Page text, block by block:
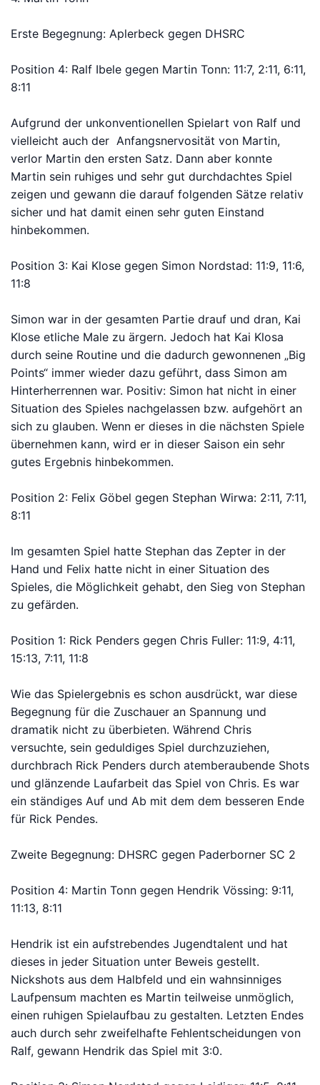
Erste Begegnung: Aplerbeck gegen DHSRC
Position 4: Ralf Ibele gegen Martin Tonn: 11:7, 2:11, 6:11,
8:11
Aufgrund der unkonventionellen Spielart von Ralf und
vielleicht auch der Anfangsnervosität von Martin,
verlor Martin den ersten Satz. Dann aber konnte
Martin sein ruhiges und sehr gut durchdachtes Spiel
zeigen und gewann die darauf folgenden Sätze relativ
sicher und hat damit einen sehr guten Einstand
hinbekommen.
Position 3: Kai Klose gegen Simon Nordstad: 11:9, 11:6,
11:8
Simon war in der gesamten Partie drauf und dran, Kai
Klose etliche Male zu ärgern. Jedoch hat Kai Klosa
durch seine Routine und die dadurch gewonnenen „Big
Points“ immer wieder dazu geführt, dass Simon am
Hinterherrennen war. Positiv: Simon hat nicht in einer
Situation des Spieles nachgelassen bzw. aufgehört an
sich zu glauben. Wenn er dieses in die nächsten Spiele
übernehmen kann, wird er in dieser Saison ein sehr
gutes Ergebnis hinbekommen.
Position 2: Felix Göbel gegen Stephan Wirwa: 2:11, 7:11,
8:11
Im gesamten Spiel hatte Stephan das Zepter in der
Hand und Felix hatte nicht in einer Situation des
Spieles, die Möglichkeit gehabt, den Sieg von Stephan
zu gefärden.
Position 1: Rick Penders gegen Chris Fuller: 11:9, 4:11,
15:13, 7:11, 11:8
Wie das Spielergebnis es schon ausdrückt, war diese
Begegnung für die Zuschauer an Spannung und
dramatik nicht zu überbieten. Während Chris
versuchte, sein geduldiges Spiel durchzuziehen,
durchbrach Rick Penders durch atemberaubende Shots
und glänzende Laufarbeit das Spiel von Chris. Es war
ein ständiges Auf und Ab mit dem dem besseren Ende
für Rick Pendes.
Zweite Begegnung: DHSRC gegen Paderborner SC 2
Position 4: Martin Tonn gegen Hendrik Vössing: 9:11,
11:13, 8:11
Hendrik ist ein aufstrebendes Jugendtalent und hat
dieses in jeder Situation unter Beweis gestellt.
Nickshots aus dem Halbfeld und ein wahnsinniges
Laufpensum machten es Martin teilweise unmöglich,
einen ruhigen Spielaufbau zu gestalten. Letzten Endes
auch durch sehr zweifelhafte Fehlentscheidungen von
Ralf, gewann Hendrik das Spiel mit 3:0.